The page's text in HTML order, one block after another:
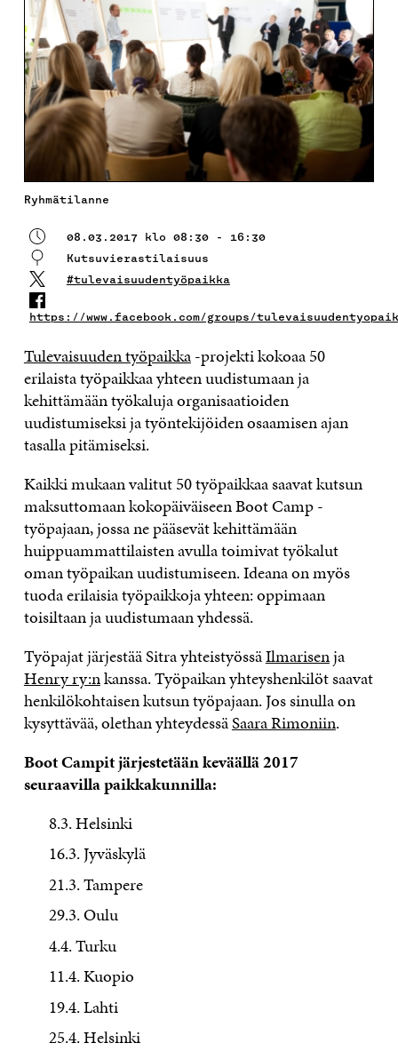
Ryhmätilanne
08.03.2017 klo 08:30 - 16:30
Kutsuvierastilaisuus
#tulevaisuudentyöpaikka
https://www.facebook.com/groups/
Tulevaisuuden työpaikka-projekti kokoaa 50
erilaista työpaikkaa yhteen uudistumaan ja
kehittämään työkaluja organisaatioiden
uudistumiseksi ja työntekijöiden osaamisen ajan
tasalla pitämiseksi.
Kaikki mukaan valitut 50 työpaikkaa saavat kutsun
maksuttomaan kokopäiväiseen Boot Camp -
työpajaan, jossa ne pääsevät kehittämään
huippuammattilaisten avulla toimivat työkalut
oman työpaikan uudistumiseen. Ideana on myös
tuoda erilaisia työpaikkoja yhteen: oppimaan
toisiltaan ja uudistumaan yhdessä.
Työpajat järjestää Sitra yhteistyössäIlmarisenja
Henry ry:nkanssa. Työpaikan yhteyshenkilöt saavat
henkilökohtaisen kutsun työpajaan. Jos sinulla on
kysyttävää, olethan yhteydessäSaara Rimoniin.
Boot Campit järjestetään keväällä 2017
seuraavilla paikkakunnilla:
8.3. Helsinki
16.3. Jyväskylä
21.3. Tampere
29.3. Oulu
4.4. Turku
11.4. Kuopio
19.4. Lahti
25.4. Helsinki